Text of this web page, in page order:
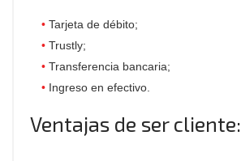
Tarjeta de débito;
Trustly;
Transferencia bancaria;
Ingreso en efectivo.
Ventajas de ser cliente: